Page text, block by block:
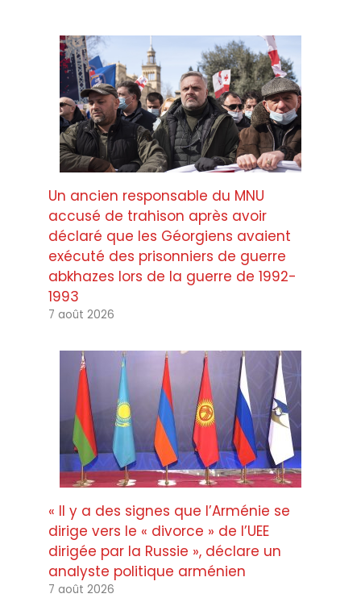
Un ancien responsable du MNU
accusé de trahison après avoir
déclaré que les Géorgiens avaient
exécuté des prisonniers de guerre
abkhazes lors de la guerre de 1992-
1993
7 août 2026
« Il y a des signes que l’Arménie se
dirige vers le « divorce » de l’UEE
dirigée par la Russie », déclare un
analyste politique arménien
7 août 2026